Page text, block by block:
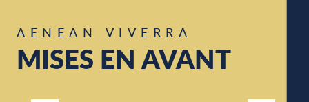
AENEAN VIVERRA
MISES EN AVANT